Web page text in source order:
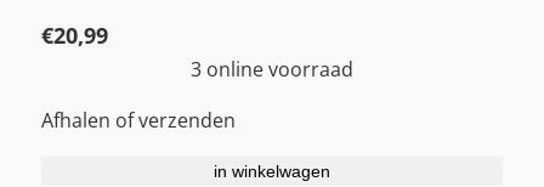
€20,99
3 online voorraad
Afhalen of verzenden
in winkelwagen